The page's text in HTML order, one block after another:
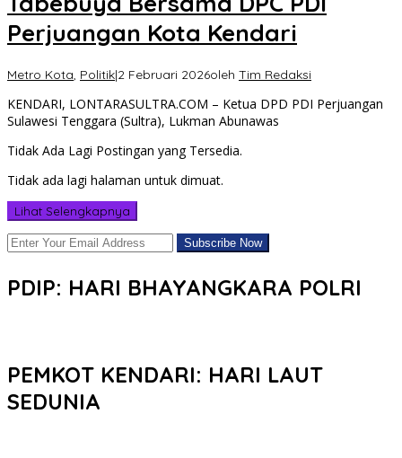
Perjuangan Kota Kendari
Metro Kota, Politik|2 Februari 2026oleh Tim Redaksi
KENDARI, LONTARASULTRA.COM – Ketua DPD PDI Perjuangan
Sulawesi Tenggara (Sultra), Lukman Abunawas
Tidak Ada Lagi Postingan yang Tersedia.
Tidak ada lagi halaman untuk dimuat.
Lihat Selengkapnya
PDIP: HARI BHAYANGKARA POLRI
PEMKOT KENDARI: HARI LAUT
SEDUNIA